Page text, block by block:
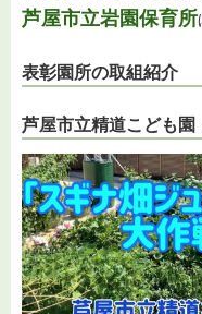
芦屋市立岩園保育所
表彰園所の取組紹介
芦屋市立精道こども